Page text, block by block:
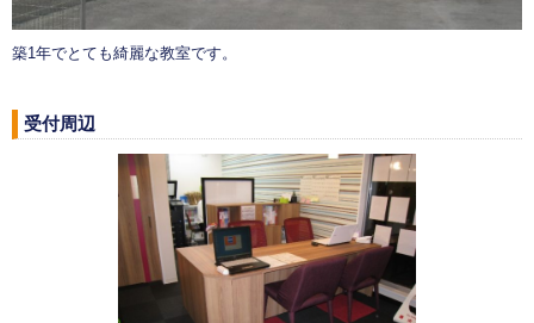
築1年でとても綺麗な教室です。
受付周辺